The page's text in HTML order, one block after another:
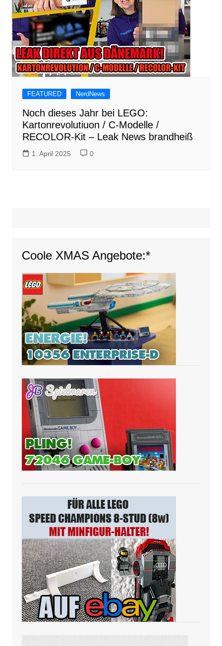
FEATURED NerdNews
Noch dieses Jahr bei LEGO:
Kartonrevolutiuon / C-Modelle /
RECOLOR-Kit – Leak News brandheiß
1. April 2025 0
Coole XMAS Angebote:*